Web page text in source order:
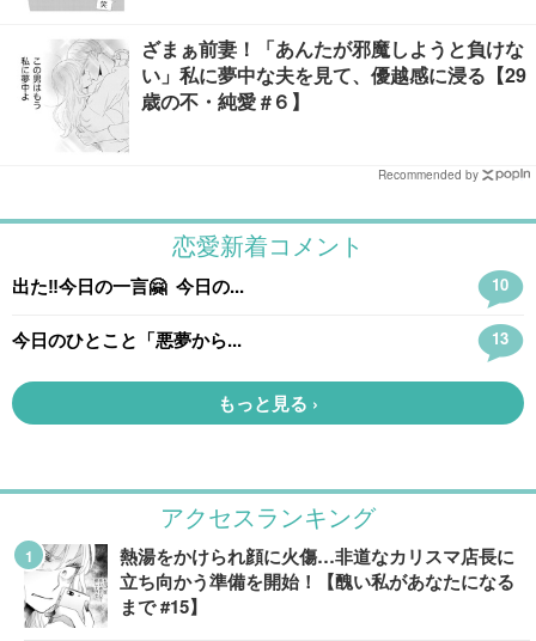
ざまぁ前妻！「あんたが邪魔しようと負けな
い」私に夢中な夫を見て、優越感に浸る【29
歳の不・純愛 #６】
Recommended by
アクセスランキング
熱湯をかけられ顔に火傷…非道なカリスマ店長に
立ち向かう準備を開始！【醜い私があなたになる
まで #15】